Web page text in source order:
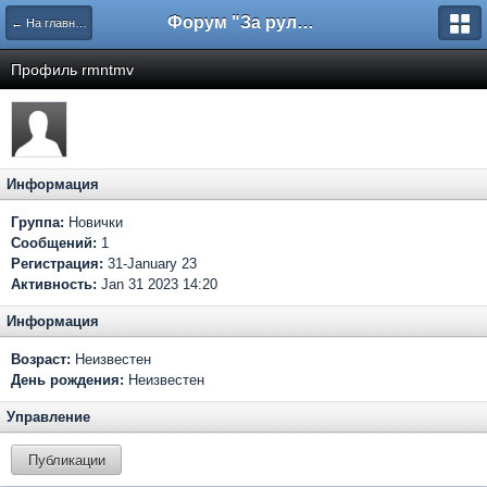
← На главную Форум "За рулем"
Профиль rmntmv
Информация
Группа: Новички
Сообщений: 1
Регистрация: 31-January 23
Активность: Jan 31 2023 14:20
Информация
Возраст: Неизвестен
День рождения: Неизвестен
Управление
Публикации